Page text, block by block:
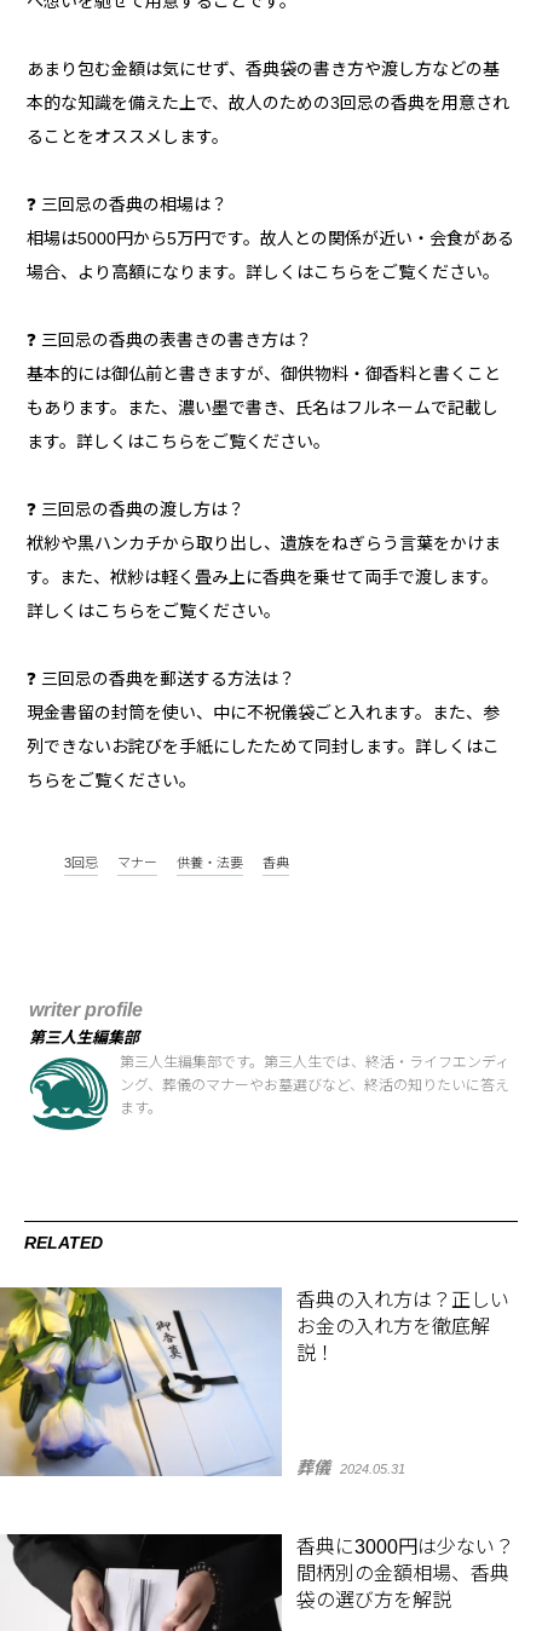
あまり包む金額は気にせず、香典袋の書き方や渡し方などの基
本的な知識を備えた上で、故人のための3回忌の香典を用意され
ることをオススメします。
❓ 三回忌の香典の相場は？
相場は5000円から5万円です。故人との関係が近い・会食がある
場合、より高額になります。詳しくはこちらをご覧ください。
❓ 三回忌の香典の表書きの書き方は？
基本的には御仏前と書きますが、御供物料・御香料と書くこと
もあります。また、濃い墨で書き、氏名はフルネームで記載し
ます。詳しくはこちらをご覧ください。
❓ 三回忌の香典の渡し方は？
袱紗や黒ハンカチから取り出し、遺族をねぎらう言葉をかけま
す。また、袱紗は軽く畳み上に香典を乗せて両手で渡します。
詳しくはこちらをご覧ください。
❓ 三回忌の香典を郵送する方法は？
現金書留の封筒を使い、中に不祝儀袋ごと入れます。また、参
列できないお詫びを手紙にしたためて同封します。詳しくはこ
ちらをご覧ください。
3回忌 マナー 供養・法要 香典
writer profile
第三人生編集部
第三人生編集部です。第三人生では、終活・ライフエンディ
ング、葬儀のマナーやお墓選びなど、終活の知りたいに答え
ます。
RELATED
香典の入れ方は？正しい
お金の入れ方を徹底解
説！
葬儀 2024.05.31
香典に3000円は少ない？
間柄別の金額相場、香典
袋の選び方を解説